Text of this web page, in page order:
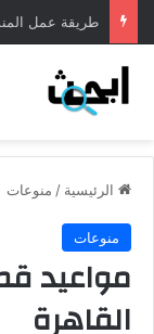
طريقة عمل
الرئيسية / منوعات
منوعات
مواعيد
القاهرة